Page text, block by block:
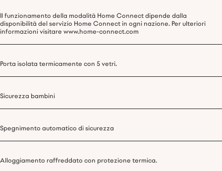
Il funzionamento della modalità Home Connect dipende dalla
disponibilità del servizio Home Connect in ogni nazione. Per ulteriori
informazioni visitare www.home-connect.com
Porta isolata termicamente con 5 vetri.
Sicurezza bambini
Spegnimento automatico di sicurezza
Alloggiamento raffreddato con protezione termica.